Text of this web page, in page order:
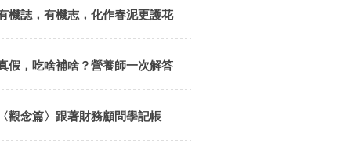
機誌，有機志，化作春泥更護花
鳳招 總編追思會5.18(六) 12:00-
假，吃啥補啥？營養師一次解答
〈觀念篇〉跟著財務顧問學記帳